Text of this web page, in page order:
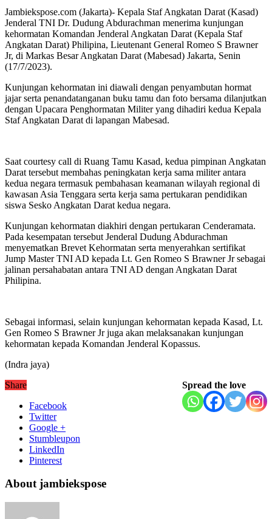
Jambiekspose.com (Jakarta)- Kepala Staf Angkatan Darat (Kasad)
Jenderal TNI Dr. Dudung Abdurachman menerima kunjungan
kehormatan Komandan Jenderal Angkatan Darat (Kepala Staf
Angkatan Darat) Philipina, Lieutenant General Romeo S Brawner
Jr, di Markas Besar Angkatan Darat (Mabesad) Jakarta, Senin
(17/7/2023).
Kunjungan kehormatan ini diawali dengan penyambutan hormat
jajar serta penandatanganan buku tamu dan foto bersama dilanjutkan
dengan Upacara Penghormatan Militer yang dihadiri kedua Kepala
Staf Angkatan Darat di lapangan Mabesad.
Saat courtesy call di Ruang Tamu Kasad, kedua pimpinan Angkatan
Darat tersebut membahas peningkatan kerja sama militer antara
kedua negara termasuk pembahasan keamanan wilayah regional di
kawasan Asia Tenggara serta kerja sama pertukaran pendidikan
siswa Sesko Angkatan Darat kedua negara.
Kunjungan kehormatan diakhiri dengan pertukaran Cenderamata.
Pada kesempatan tersebut Jenderal Dudung Abdurachman
menyematkan Brevet Kehormatan serta menyerahkan sertifikat
Jump Master TNI AD kepada Lt. Gen Romeo S Brawner Jr sebagai
jalinan persahabatan antara TNI AD dengan Angkatan Darat
Philipina.
Sebagai informasi, selain kunjungan kehormatan kepada Kasad, Lt.
Gen Romeo S Brawner Jr juga akan melaksanakan kunjungan
kehormatan kepada Komandan Jenderal Kopassus.
(Indra jaya)
Spread the love
Share
Facebook
Twitter
Google +
Stumbleupon
LinkedIn
Pinterest
About jambiekspose